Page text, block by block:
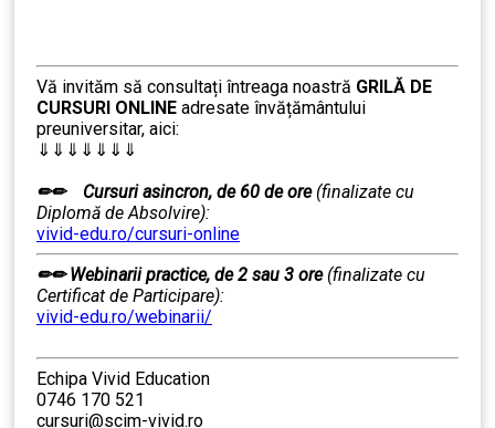
Vă invităm să consultați întreaga noastră GRILĂ DE
CURSURI ONLINE adresate învățământului
preuniversitar, aici:
⇓⇓⇓⇓⇓⇓⇓
✏✏
Cursuri asincron, de 60 de ore(finalizate cu
Diplomă de Absolvire):
vivid-edu.ro/cursuri-online
✏✏Webinarii practice, de 2 sau 3 ore (finalizate cu
Certificat de Participare):
vivid-edu.ro/webinarii/
Echipa Vivid Education
0746 170 521
cursuri@scim-vivid.ro